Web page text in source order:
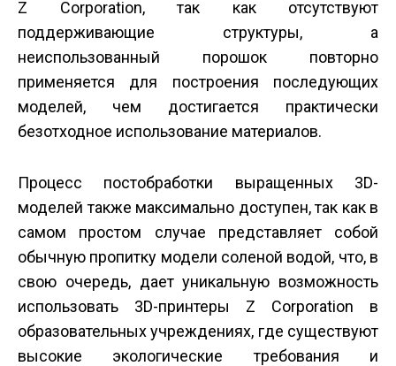
Z Corporation, так как отсутствуют
поддерживающие структуры, а
неиспользованный порошок повторно
применяется для построения последующих
моделей, чем достигается практически
безотходное использование материалов.
Процесс постобработки выращенных 3D-
моделей также максимально доступен, так как в
самом простом случае представляет собой
обычную пропитку модели соленой водой, что, в
свою очередь, дает уникальную возможность
использовать 3D-принтеры Z Corporation в
образовательных учреждениях, где существуют
высокие экологические требования и